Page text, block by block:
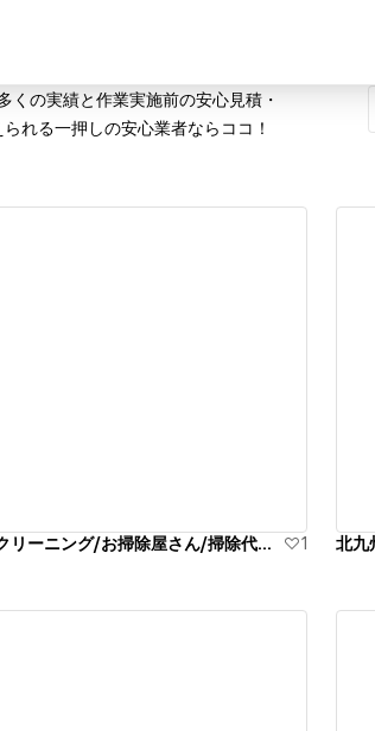
くの実績と作業実施前の安心見積・
れる一押しの安心業者ならココ！
北九州市若松区/ハウスクリーニング/お掃除屋さん/掃除代行業者 1